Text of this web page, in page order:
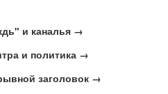
и каналья →
и политика →
заголовок →